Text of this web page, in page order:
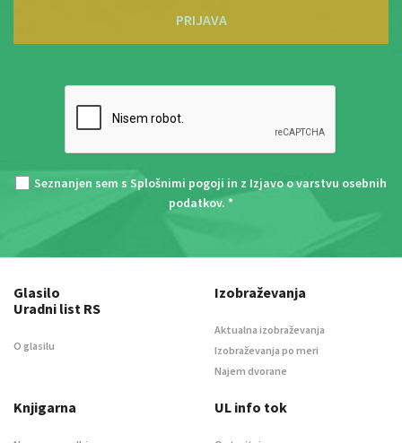
PRIJAVA
Seznanjen sem s Splošnimi pogoji in z Izjavo o varstvu osebnih
podatkov. *
Glasilo
Uradni list RS
O glasilu
Izobraževanja
Aktualna izobraževanja
Izobraževanja po meri
Najem dvorane
Knjigarna UL info tok